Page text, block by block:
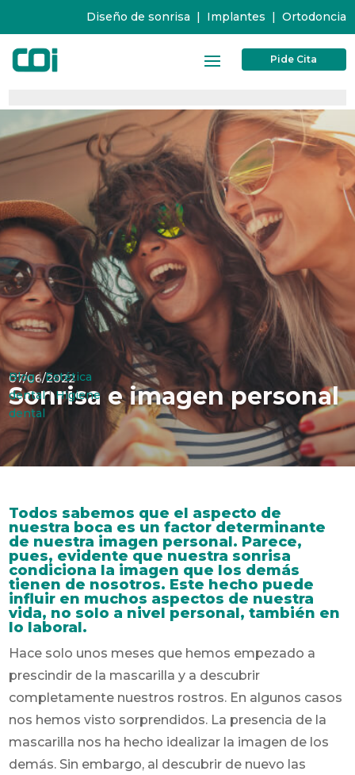
Diseño de sonrisa | Implantes | Ortodoncia
Pide Cita
Sonrisa e imagen personal
07/06/2022
Blog|Estética
dental|Higiene
dental
Todos sabemos que el aspecto de
nuestra boca es un factor determinante
de nuestra imagen personal. Parece,
pues, evidente que nuestra sonrisa
condiciona la imagen que los demás
tienen de nosotros. Este hecho puede
influir en muchos aspectos de nuestra
vida, no solo a nivel personal, también en
lo laboral.
Hace solo unos meses que hemos empezado a
prescindir de la mascarilla y a descubrir
completamente nuestros rostros. En algunos casos
nos hemos visto sorprendidos. La presencia de la
mascarilla nos ha hecho idealizar la imagen de los
demás. Sin embargo, al descubrir de nuevo las